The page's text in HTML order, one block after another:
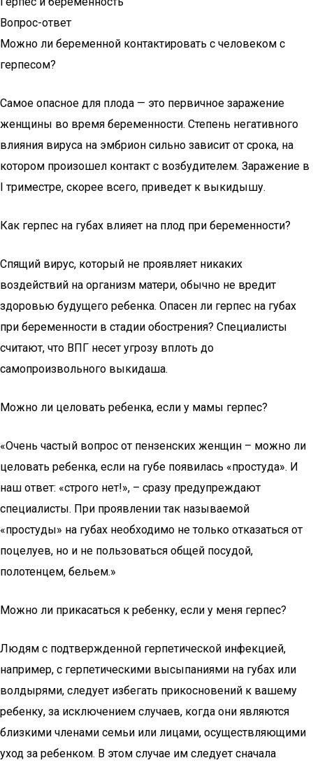
Вопрос-ответ
Можно ли беременной контактировать с человеком с
герпесом?
Самое опасное для плода — это первичное заражение
женщины во время беременности. Степень негативного
влияния вируса на эмбрион сильно зависит от срока, на
котором произошел контакт с возбудителем. Заражение в
I триместре, скорее всего, приведет к выкидышу.
Как герпес на губах влияет на плод при беременности?
Спящий вирус, который не проявляет никаких
воздействий на организм матери, обычно не вредит
здоровью будущего ребенка. Опасен ли герпес на губах
при беременности в стадии обострения? Специалисты
считают, что ВПГ несет угрозу вплоть до
самопроизвольного выкидаша.
Можно ли целовать ребенка, если у мамы герпес?
«Очень частый вопрос от пензенских женщин – можно ли
целовать ребенка, если на губе появилась «простуда». И
наш ответ: «строго нет!», – сразу предупреждают
специалисты. При проявлении так называемой
«простуды» на губах необходимо не только отказаться от
поцелуев, но и не пользоваться общей посудой,
полотенцем, бельем.»
Можно ли прикасаться к ребенку, если у меня герпес?
Людям с подтвержденной герпетической инфекцией,
например, с герпетическими высыпаниями на губах или
волдырями, следует избегать прикосновений к вашему
ребенку, за исключением случаев, когда они являются
близкими членами семьи или лицами, осуществляющими
уход за ребенком. В этом случае им следует сначала